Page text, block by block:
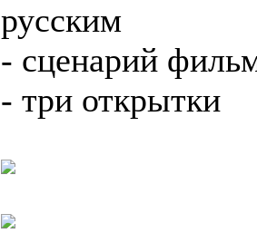
русским
- сценарий
- три открытки